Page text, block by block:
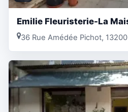
Emilie Fleuristerie-La
36 Rue Amédée Pichot,